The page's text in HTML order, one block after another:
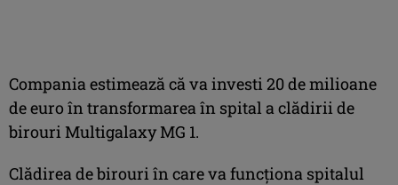
Compania estimează că va investi 20 de milioane
de euro în transformarea în spital a clădirii de
birouri Multigalaxy MG 1.
Clădirea de birouri în care va funcţiona spitalul